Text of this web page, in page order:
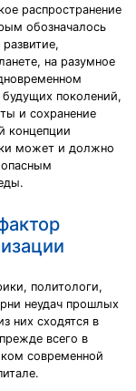
распространение
обозначалось
на разумное
поколений,
и сохранение
концепции
может и должно
политологи,
неудач прошлых
них сходятся в
всего в
современной